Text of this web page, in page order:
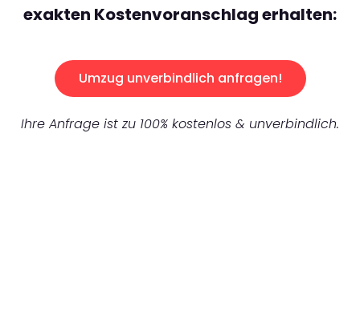
exakten Kostenvoranschlag erhalten:
Umzug unverbindlich anfragen!
Ihre Anfrage ist zu 100% kostenlos & unverbindlich.